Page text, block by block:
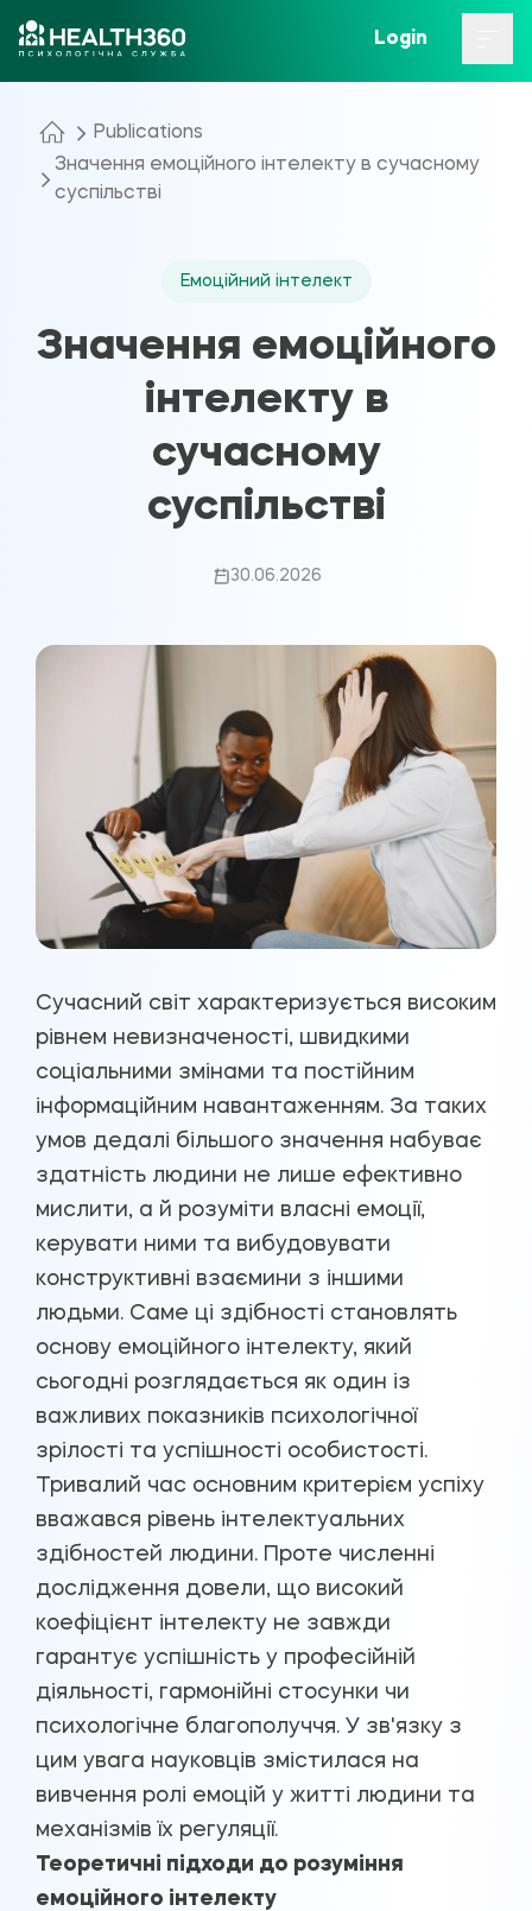
Login
Publications
Значення емоційного інтелекту в сучасному
суспільстві
Емоційний інтелект
Значення емоційного
інтелекту в
сучасному
суспільстві
30.06.2026
Сучасний світ характеризується високим
рівнем невизначеності, швидкими
соціальними змінами та постійним
інформаційним навантаженням. За таких
умов дедалі більшого значення набуває
здатність людини не лише ефективно
мислити, а й розуміти власні емоції,
керувати ними та вибудовувати
конструктивні взаємини з іншими
людьми. Саме ці здібності становлять
основу емоційного інтелекту, який
сьогодні розглядається як один із
важливих показників психологічної
зрілості та успішності особистості.
Тривалий час основним критерієм успіху
вважався рівень інтелектуальних
здібностей людини. Проте численні
дослідження довели, що високий
коефіцієнт інтелекту не завжди
гарантує успішність у професійній
діяльності, гармонійні стосунки чи
психологічне благополуччя. У зв'язку з
цим увага науковців змістилася на
вивчення ролі емоцій у житті людини та
механізмів їх регуляції.
Теоретичні підходи до розуміння
емоційного інтелекту